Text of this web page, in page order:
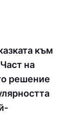
към
на
решение